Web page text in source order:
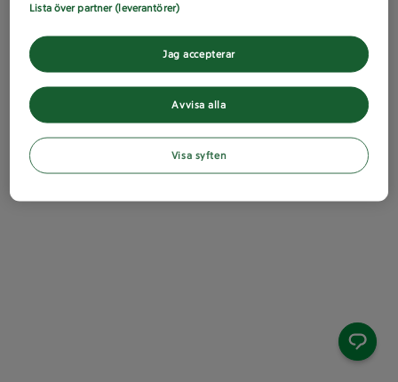
Lista över partner (leverantörer)
Avvisa alla
Jag accepterar
Visa syften